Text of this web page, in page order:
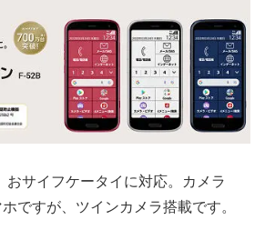
おサイフケータイに対応。カメラ
ですが、ツインカメラ搭載です。